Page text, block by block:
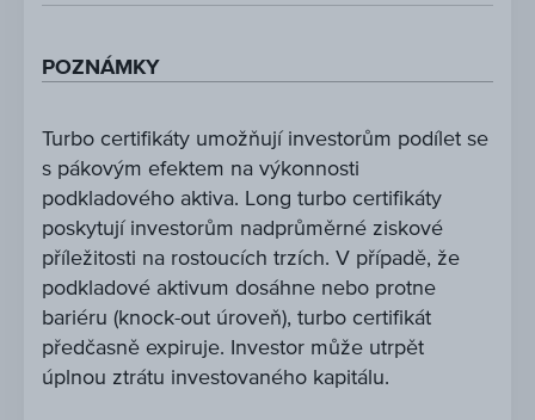
POZNÁMKY
Turbo certifikáty umožňují investorům podílet se
s pákovým efektem na výkonnosti
podkladového aktiva. Long turbo certifikáty
poskytují investorům nadprůměrné ziskové
příležitosti na rostoucích trzích. V případě, že
podkladové aktivum dosáhne nebo protne
bariéru (knock-out úroveň), turbo certifikát
předčasně expiruje. Investor může utrpět
úplnou ztrátu investovaného kapitálu.